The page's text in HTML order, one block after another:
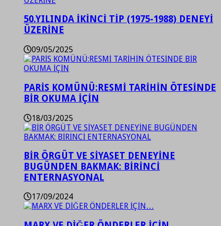
50.YILINDA İKİNCİ TİP (1975-1988) DENEYİ
ÜZERİNE
09/05/2025
PARİS KOMÜNÜ:RESMİ TARİHİN ÖTESİNDE
BİR OKUMA İÇİN
18/03/2025
BİR ÖRGÜT VE SİYASET DENEYİNE
BUGÜNDEN BAKMAK: BİRİNCİ
ENTERNASYONAL
17/09/2024